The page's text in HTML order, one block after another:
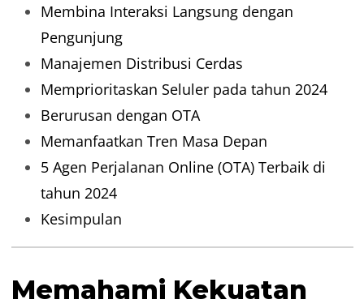
Membina Interaksi Langsung dengan
Pengunjung
Manajemen Distribusi Cerdas
Memprioritaskan Seluler pada tahun 2024
Berurusan dengan OTA
Memanfaatkan Tren Masa Depan
5 Agen Perjalanan Online (OTA) Terbaik di
tahun 2024
Kesimpulan
Memahami Kekuatan